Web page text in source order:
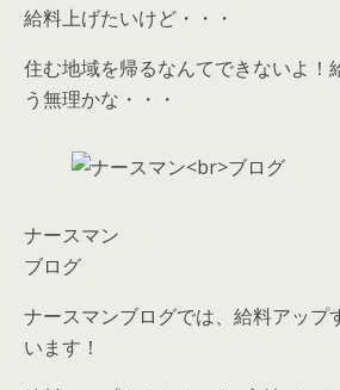
給料上げたいけど・・・
住む地域を帰るなんてできないよ！
う無理かな・・・
ナースマン
ブログ
ナースマンブログでは、給料アップ
います！